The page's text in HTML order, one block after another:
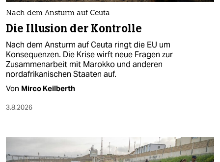
Nach dem Ansturm auf Ceuta
Die Illusion der Kontrolle
Nach dem Ansturm auf Ceuta ringt die EU um
Konsequenzen. Die Krise wirft neue Fragen zur
Zusammenarbeit mit Marokko und anderen
nordafrikanischen Staaten auf.
Von Mirco Keilberth
3.8.2026